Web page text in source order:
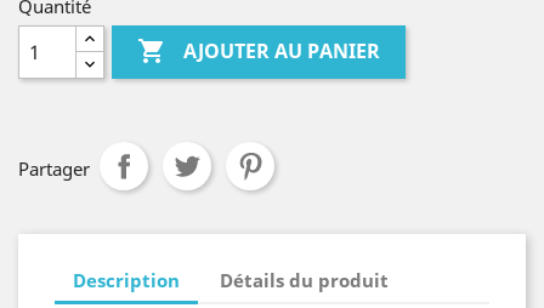
Quantité
 AJOUTER AU PANIER
Partager
Description Détails du produit